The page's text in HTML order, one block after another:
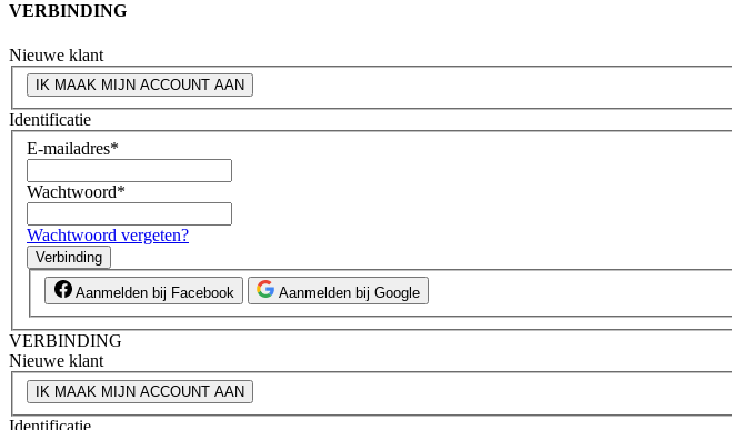
VERBINDING
Nieuwe klant
IK MAAK MIJN ACCOUNT AAN
Identificatie
E-mailadres*
Wachtwoord*
Wachtwoord vergeten?
Verbinding
Aanmelden bij Facebook Aanmelden bij Google
VERBINDING
Nieuwe klant
IK MAAK MIJN ACCOUNT AAN
Identificatie